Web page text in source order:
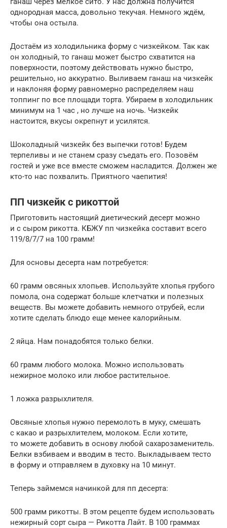
однородная масса, довольно текучая. Немного ждём,
чтобы она остыла.
Достаём из холодильника форму с чизкейком. Так как
он холодный, то ганаш может быстро схватится на
поверхности, поэтому действовать нужно быстро,
решительно, но аккуратно. Выливаем ганаш на чизкейк
и наклоняя форму равномерно распределяем наш
топпинг по все площади торта. Убираем в холодильник
минимум на 1 час , но лучше на ночь. Чизкейк
настоится, вкусы окрепнут и усилятся.
Шоколадный чизкейк без выпечки готов! Будем
терпеливы и не станем сразу съедать его. Позовём
гостей и уже все вместе сможем насладится. Должен же
кто-то нас похвалить. Приятного чаепития!
ПП чизкейк с рикоттой
Приготовить настоящий диетический десерт можно
и с сыром рикотта. КБЖУ пп чизкейка составит всего
119/8/7/7 на 100 грамм!
Для основы десерта нам потребуется:
60 грамм овсяных хлопьев. Используйте хлопья грубого
помола, она содержат больше клетчатки и полезных
веществ. Вы можете добавить немного отрубей, если
хотите сделать блюдо еще менее калорийным.
2 яйца. Нам понадобятся только белки.
60 грамм любого молока. Можно использовать
нежирное молоко или любое растительное.
1 ложка разрыхлителя.
Овсяные хлопья нужно перемолоть в муку, смешать
с какао и разрыхлителем, молоком. Если хотите,
то можете добавить в основу любой сахарозаменитель.
Белки взбиваем и вводим в тесто. Выкладываем тесто
в форму и отправляем в духовку на 10 минут.
Теперь займемся начинкой для пп десерта:
500 грамм рикотты. В этом рецепте будем использовать
нежирный сорт сыра — Рикотта Лайт. В 100 граммах